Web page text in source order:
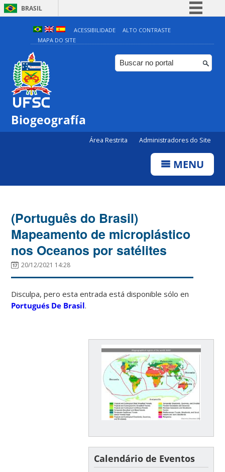
BRASIL
Simplifique!
Comunica BR
Participe
ACESSIBILIDADE
ALTO CONTRASTE
MAPA DO SITE
Biogeografía
Área Restrita Administradores do Site
MENU
(Português do Brasil)
Mapeamento de microplástico
nos Oceanos por satélites
20/12/2021 14:28
Disculpa, pero esta entrada está disponible sólo en
Portugués De Brasil.
Calendário de Eventos